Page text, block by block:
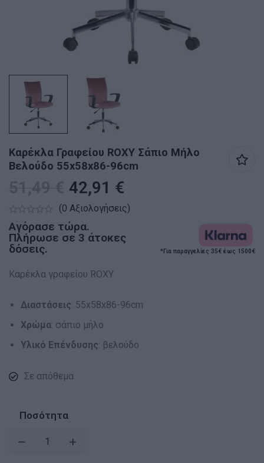
Καρέκλα Γραφείου ROXY Σάπιο Μήλο
Βελούδο 55x58x86-96cm
42,91 €
(0 Αξιολογήσεις)
Αγόρασε τώρα.
Πλήρωσε σε 3 άτοκες
δόσεις.
*Για παραγγελίες 35€ έως 1500€
Καρέκλα γραφείου ROXY
Διαστάσεις: 55x58x86-96cm
Χρώμα: σάπιο μήλο
Υλικό Επένδυσης: βελούδο
Σε απόθεμα
Ποσότητα